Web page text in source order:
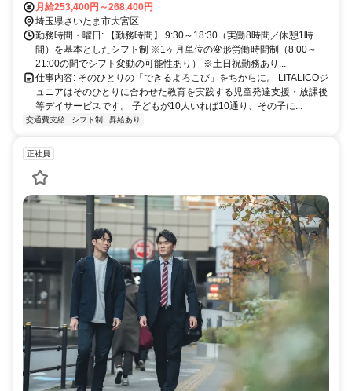
月給253,400円～268,400円
埼玉県さいたま市大宮区
勤務時間・曜日: 【勤務時間】 9:30～18:30（実働8時間／休憩1時
間）を基本としたシフト制 ※1ヶ月単位の変形労働時間制（8:00～
21:00の間でシフト変動の可能性あり） ※土日祝勤務あり...
仕事内容: そのひとりの「できるよろこび」をちからに。 LITALICOジ
ュニアはそのひとりに合わせた教育を実践する児童発達支援・放課後
等デイサービスです。 子どもが10人いれば10通り、その子に...
交通費支給 シフト制 昇給あり
正社員